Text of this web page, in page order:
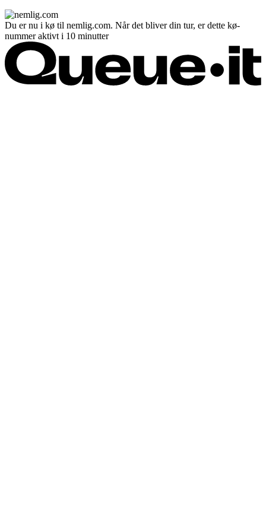
Du er nu i kø til nemlig.com. Når det bliver din tur, er dette kø-
nummer aktivt i 10 minutter